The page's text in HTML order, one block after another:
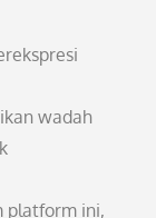
wadah
platform ini,